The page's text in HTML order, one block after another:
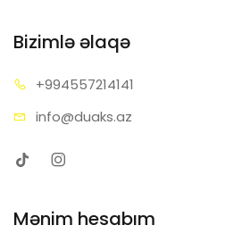
Bizimlə əlaqə
+994557214141
info@duaks.az
Mənim hesabım